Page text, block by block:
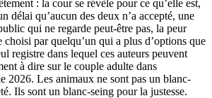
: la cour se révèle pour ce qu’elle est,
délai qu’aucun des deux n’a accepté, une
qui ne regarde peut-être pas, la peur
choisi par quelqu’un qui a plus d’options que
registre dans lequel ces auteurs peuvent
à dire sur le couple adulte dans
2026. Les animaux ne sont pas un blanc-
Ils sont un blanc-seing pour la justesse.